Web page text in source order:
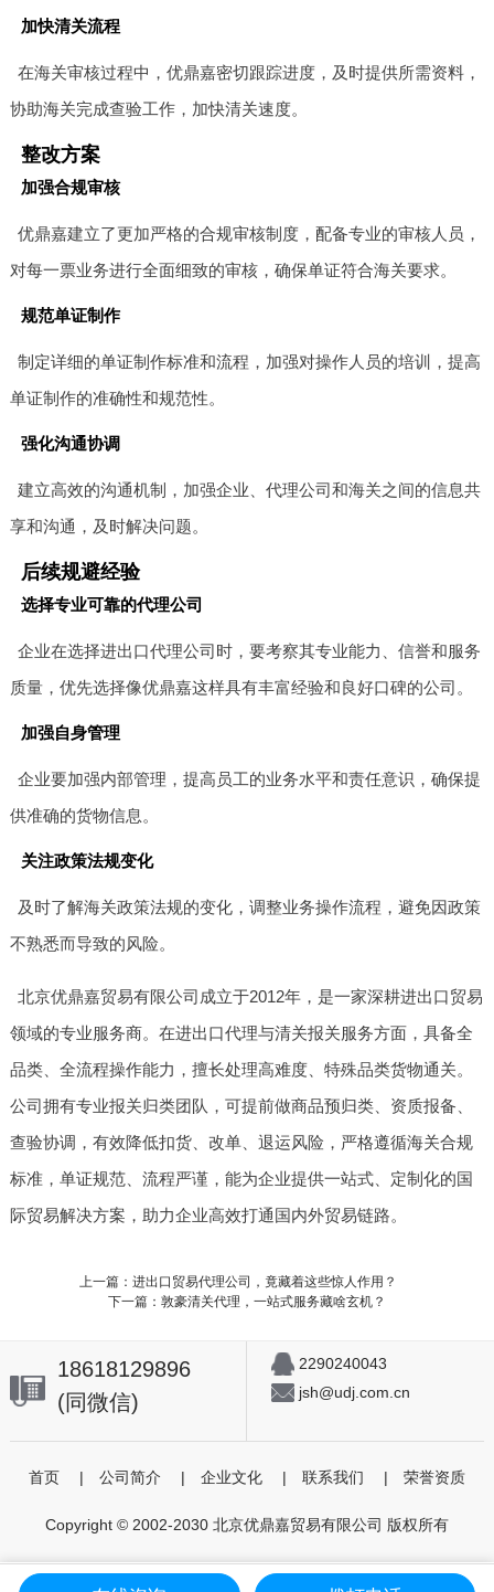
加快清关流程
在海关审核过程中，优鼎嘉密切跟踪进度，及时提供所需资料，
协助海关完成查验工作，加快清关速度。
整改方案
加强合规审核
优鼎嘉建立了更加严格的合规审核制度，配备专业的审核人员，
对每一票业务进行全面细致的审核，确保单证符合海关要求。
规范单证制作
制定详细的单证制作标准和流程，加强对操作人员的培训，提高
单证制作的准确性和规范性。
强化沟通协调
建立高效的沟通机制，加强企业、代理公司和海关之间的信息共
享和沟通，及时解决问题。
后续规避经验
选择专业可靠的代理公司
企业在选择进出口代理公司时，要考察其专业能力、信誉和服务
质量，优先选择像优鼎嘉这样具有丰富经验和良好口碑的公司。
加强自身管理
企业要加强内部管理，提高员工的业务水平和责任意识，确保提
供准确的货物信息。
关注政策法规变化
及时了解海关政策法规的变化，调整业务操作流程，避免因政策
不熟悉而导致的风险。
北京优鼎嘉贸易有限公司成立于2012年，是一家深耕进出口贸易
领域的专业服务商。在进出口代理与清关报关服务方面，具备全
品类、全流程操作能力，擅长处理高难度、特殊品类货物通关。
公司拥有专业报关归类团队，可提前做商品预归类、资质报备、
查验协调，有效降低扣货、改单、退运风险，严格遵循海关合规
标准，单证规范、流程严谨，能为企业提供一站式、定制化的国
际贸易解决方案，助力企业高效打通国内外贸易链路。
上一篇：进出口贸易代理公司，竟藏着这些惊人作用？
下一篇：敦豪清关代理，一站式服务藏啥玄机？
18618129896
(同微信)
2290240043
jsh@udj.com.cn
首页 | 公司简介 | 企业文化 | 联系我们 | 荣誉资质
Copyright © 2002-2030 北京优鼎嘉贸易有限公司 版权所有